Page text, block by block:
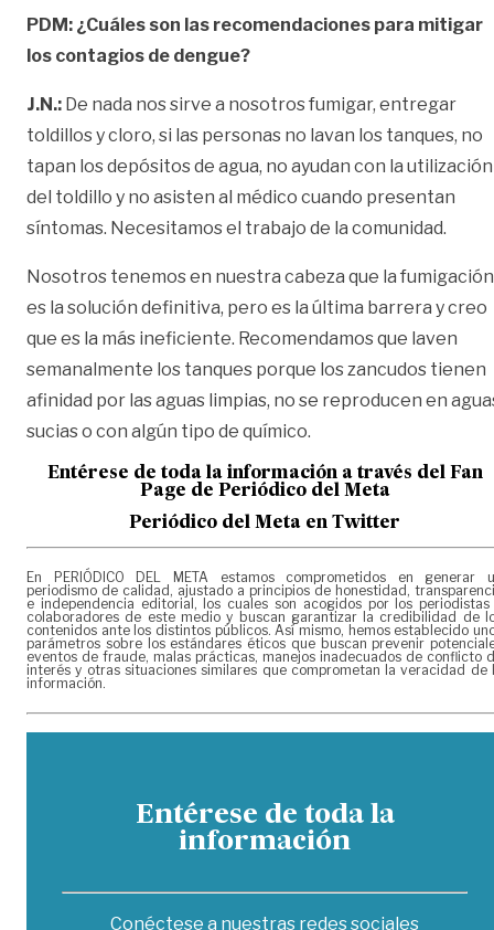
PDM: ¿Cuáles son las recomendaciones para mitigar
los contagios de dengue?
J.N.: De nada nos sirve a nosotros fumigar, entregar
toldillos y cloro, si las personas no lavan los tanques, no
tapan los depósitos de agua, no ayudan con la utilización
del toldillo y no asisten al médico cuando presentan
síntomas. Necesitamos el trabajo de la comunidad.
Nosotros tenemos en nuestra cabeza que la fumigación
es la solución definitiva, pero es la última barrera y creo
que es la más ineficiente. Recomendamos que laven
semanalmente los tanques porque los zancudos tienen
afinidad por las aguas limpias, no se reproducen en
sucias o con algún tipo de químico.
Entérese de toda la información a través del Fan
Page de Periódico del Meta
Periódico del Meta en Twitter
En PERIÓDICO DEL META estamos comprometidos en generar
periodismo de calidad, ajustado a principios de honestidad,
e independencia editorial, los cuales son acogidos por los periodistas
colaboradores de este medio y buscan garantizar la credibilidad de
contenidos ante los distintos públicos. Así mismo, hemos establecido
parámetros sobre los estándares éticos que buscan prevenir
eventos de fraude, malas prácticas, manejos inadecuados de conflicto
interés y otras situaciones similares que comprometan la veracidad de
información.
Entérese de toda la
información
Conéctese a nuestras redes sociales